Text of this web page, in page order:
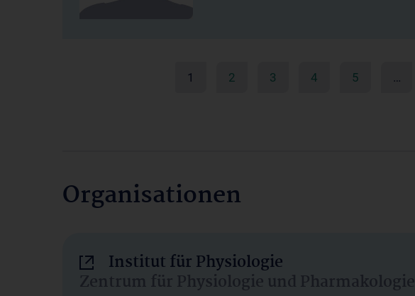
1 2 3 4 5 …
Organisationen
Institut für Physiologie
Zentrum für Physiologie und Pharmakologie